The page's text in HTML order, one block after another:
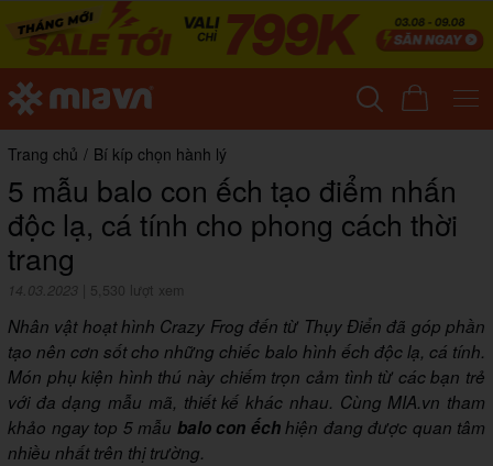
Trang chủ / Bí kíp chọn hành lý
5 mẫu balo con ếch tạo điểm nhấn
độc lạ, cá tính cho phong cách thời
trang
14.03.2023 5,530 lượt xem
Nhân vật hoạt hình Crazy Frog đến từ Thụy Điển đã góp phần
tạo nên cơn sốt cho những chiếc balo hình ếch độc lạ, cá tính.
Món phụ kiện hình thú này chiếm trọn cảm tình từ các bạn trẻ
với đa dạng mẫu mã, thiết kế khác nhau. Cùng MIA.vn tham
khảo ngay top 5 mẫu balo con ếchhiện đang được quan tâm
nhiều nhất trên thị trường.